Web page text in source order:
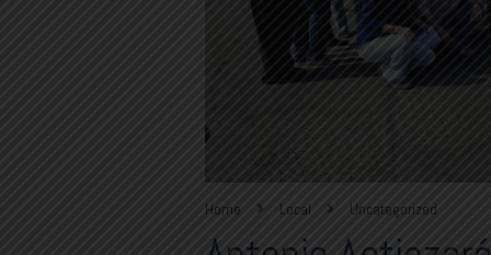
Home Local Uncategorized